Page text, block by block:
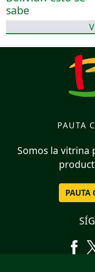
PAUTA
Somos la vitrina
PAUTA